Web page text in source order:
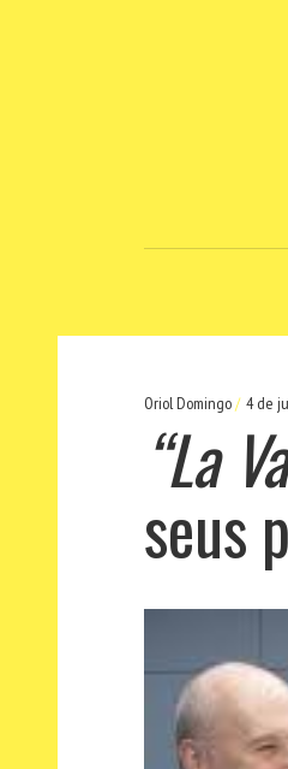
Oriol Domingo 4 de
“La
seus